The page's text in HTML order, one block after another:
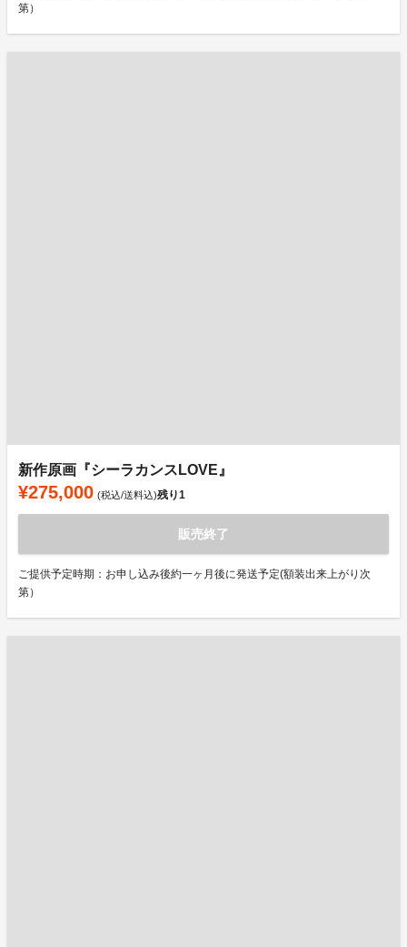
第）
新作原画『シーラカンスLOVE』
¥275,000 (税込/送料込)残り1
販売終了
ご提供予定時期：お申し込み後約一ヶ月後に発送予定(額装出来上がり次
第）